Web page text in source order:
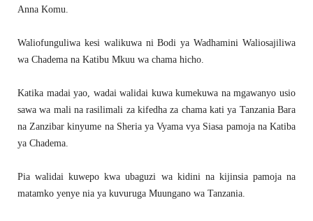
Anna Komu.
Waliofunguliwa kesi walikuwa ni Bodi ya Wadhamini Waliosajiliwa
wa Chadema na Katibu Mkuu wa chama hicho.
Katika madai yao, wadai walidai kuwa kumekuwa na mgawanyo usio
sawa wa mali na rasilimali za kifedha za chama kati ya Tanzania Bara
na Zanzibar kinyume na Sheria ya Vyama vya Siasa pamoja na Katiba
ya Chadema.
Pia walidai kuwepo kwa ubaguzi wa kidini na kijinsia pamoja na
matamko yenye nia ya kuvuruga Muungano wa Tanzania.